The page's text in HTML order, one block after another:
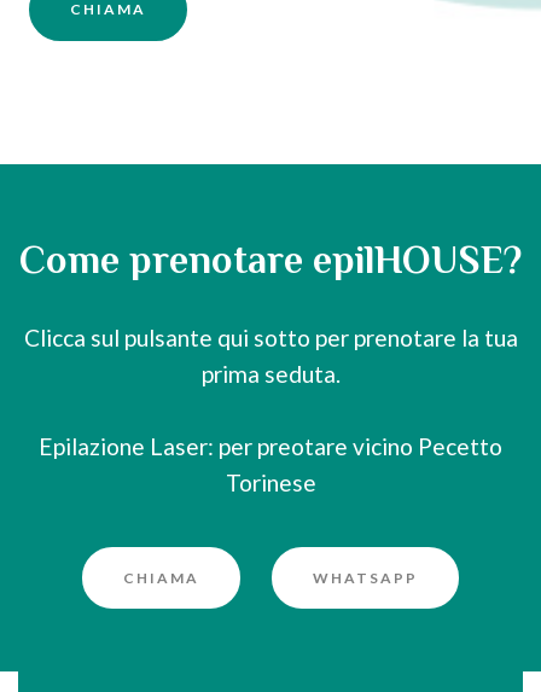
CHIAMA
Come prenotare epilHOUSE?
Clicca sul pulsante qui sotto per prenotare la tua
prima seduta.
Epilazione Laser: per preotare vicino Pecetto
Torinese
CHIAMA WHATSAPP